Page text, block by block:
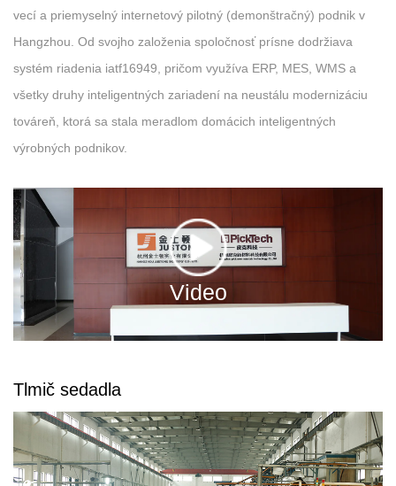
vecí a priemyselný internetový pilotný (demonštračný) podnik v
Hangzhou. Od svojho založenia spoločnosť prísne dodržiava
systém riadenia iatf16949, pričom využíva ERP, MES, WMS a
všetky druhy inteligentných zariadení na neustálu modernizáciu
továreň, ktorá sa stala meradlom domácich inteligentných
výrobných podnikov.
Video
Tlmič sedadla